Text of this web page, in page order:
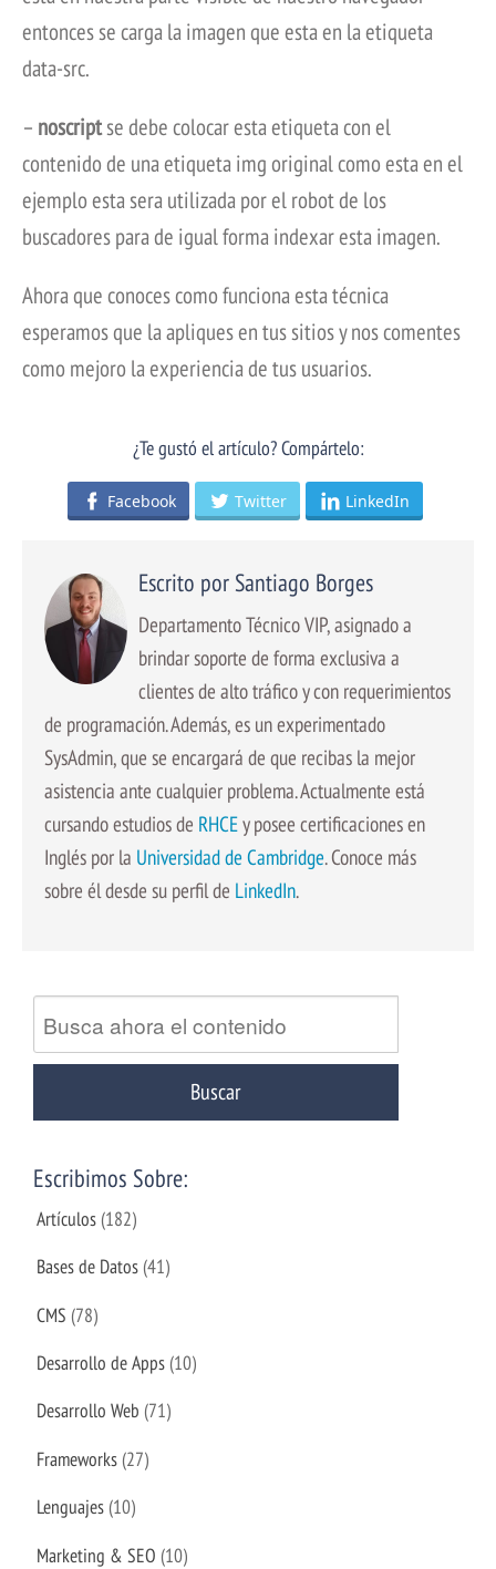
entonces se carga la imagen que esta en la etiqueta
data-src.
– noscriptse debe colocar esta etiqueta con el
contenido de una etiqueta img original como esta en el
ejemplo esta sera utilizada por el robot de los
buscadores para de igual forma indexar esta imagen.
Ahora que conoces como funciona esta técnica
esperamos que la apliques en tus sitios y nos comentes
como mejoro la experiencia de tus usuarios.
¿Te gustó el artículo? Compártelo:
Facebook Twitter LinkedIn
Escrito por Santiago Borges
Departamento Técnico VIP, asignado a
brindar soporte de forma exclusiva a
clientes de alto tráfico y con requerimientos
de programación. Además, es un experimentado
SysAdmin, que se encargará de que recibas la mejor
asistencia ante cualquier problema. Actualmente está
cursando estudios de RHCEy posee certificaciones en
Inglés por la Universidad de Cambridge. Conoce más
sobre él desde su perfil de LinkedIn.
Escribimos Sobre:
Artículos (182)
Bases de Datos (41)
CMS (78)
Desarrollo de Apps (10)
Desarrollo Web (71)
Frameworks (27)
Lenguajes (10)
Marketing & SEO (10)